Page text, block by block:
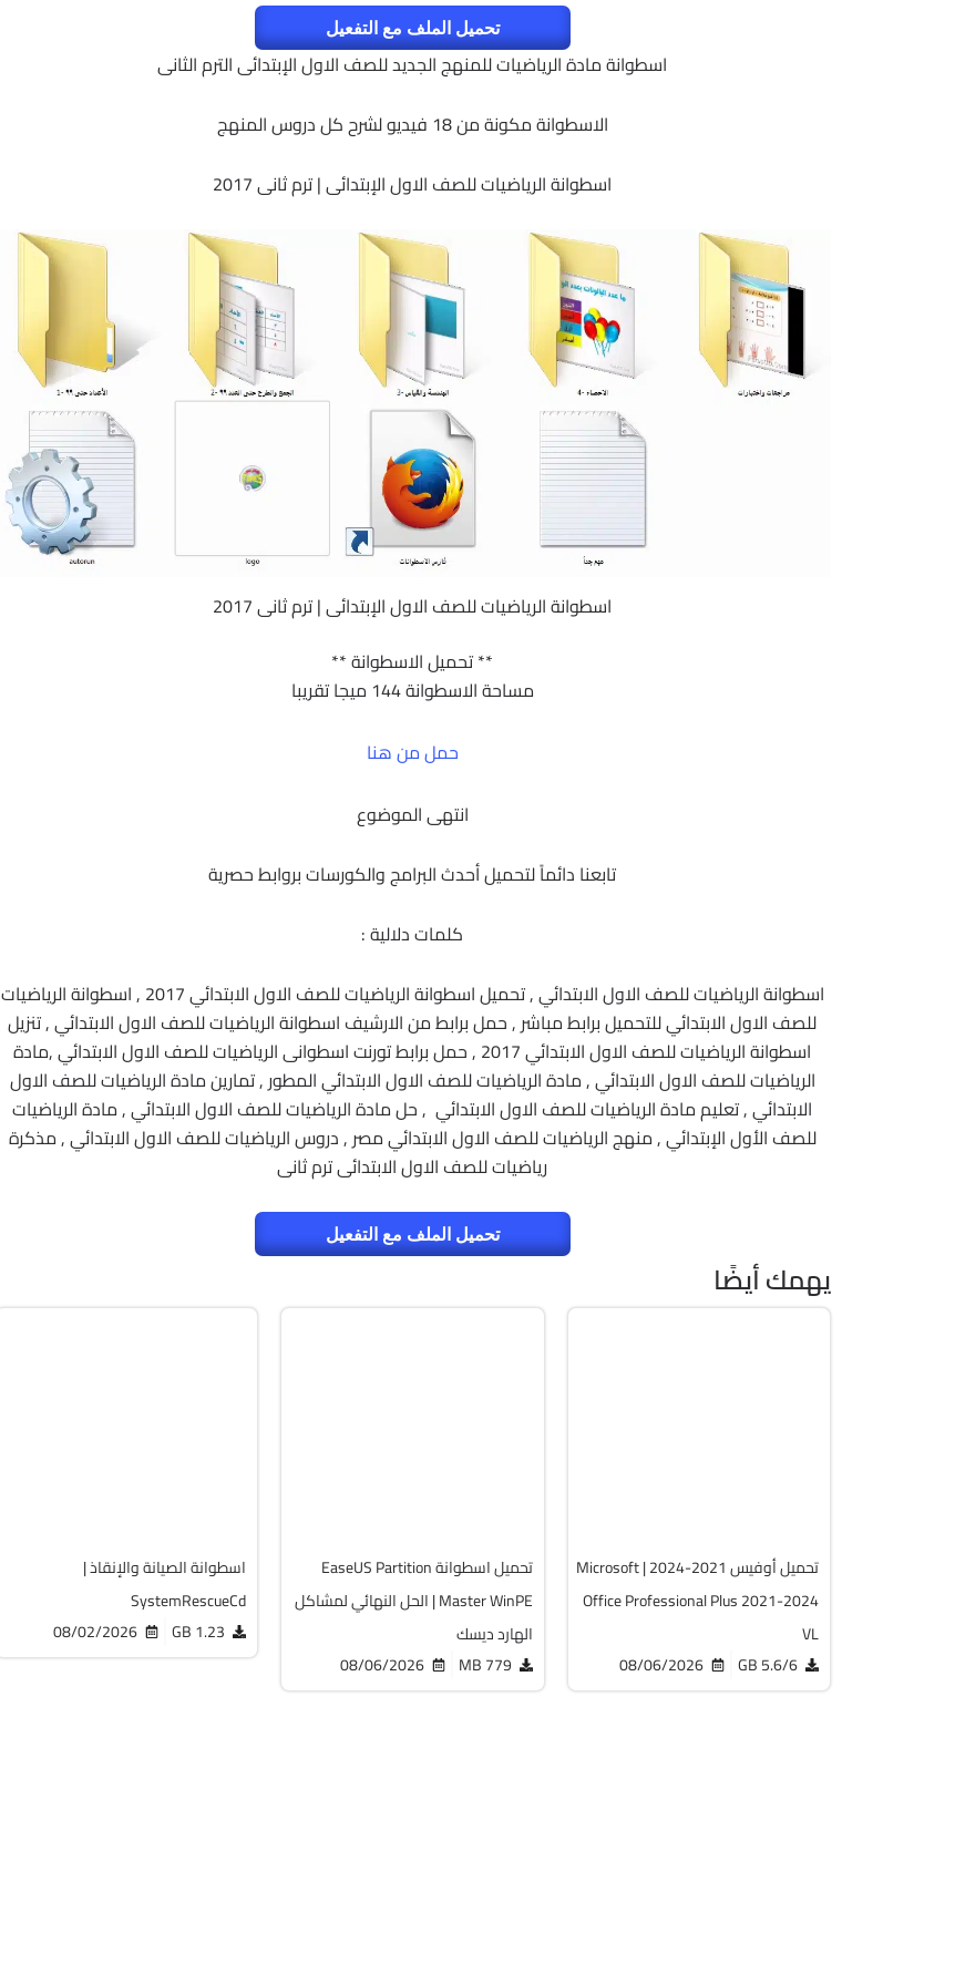
تحميل الملف مع التفعيل
اسطوانة مادة الرياضيات للمنهج الجديد للصف الاول الإبتدائى الترم الثانى
الاسطوانة مكونة من 18 فيديو لشرح كل دروس المنهج
اسطوانة الرياضيات للصف الاول الإبتدائى | ترم ثانى 2017
اسطوانة الرياضيات للصف الاول الإبتدائى | ترم ثانى 2017
** تحميل الاسطوانة **
مساحة الاسطوانة 144 ميجا تقريبا
حمل من هنا
انتهى الموضوع
تابعنا دائماً لتحميل أحدث البرامج والكورسات بروابط حصرية
كلمات دلالية :
اسطوانة الرياضيات للصف الاول الابتدائي , تحميل اسطوانة الرياضيات للصف الاول الابتدائي 2017 , اسطوانة الرياضيات
للصف الاول الابتدائي للتحميل برابط مباشر , حمل برابط من الارشيف اسطوانة الرياضيات للصف الاول الابتدائي , تنزيل
اسطوانة الرياضيات للصف الاول الابتدائي 2017 , حمل برابط تورنت اسطوانى الرياضيات للصف الاول الابتدائي ,مادة
الرياضيات للصف الاول الابتدائي , مادة الرياضيات للصف الاول الابتدائي المطور , تمارين مادة الرياضيات للصف الاول
الابتدائي , تعليم مادة الرياضيات للصف الاول الابتدائي , حل مادة الرياضيات للصف الاول الابتدائي , مادة الرياضيات
للصف الأول الإبتدائي , منهج الرياضيات للصف الاول الابتدائي مصر , دروس الرياضيات للصف الاول الابتدائي , مذكرة
رياضيات للصف الاول الابتدائى ترم ثانى
تحميل الملف مع التفعيل
يهمك أيضًا
تحميل أوفيس 2021-2024 | Microsoft
Office Professional Plus 2021-2024
VL
5.6/6 GB
08/06/2026
تحميل اسطوانة EaseUS Partition
Master WinPE | الحل النهائي لمشاكل
الهارد ديسك
779 MB
08/06/2026
اسطوانة الصيانة والإنقاذ |
SystemRescueCd
1.23 GB
08/02/2026